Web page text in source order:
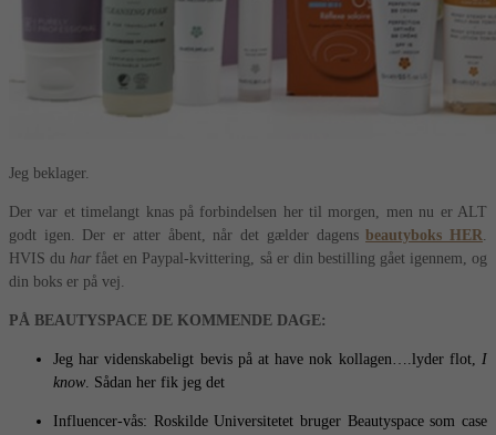
Jeg beklager.
Der var et timelangt knas på forbindelsen her til morgen, men nu er ALT
godt igen. Der er atter åbent, når det gælder dagensbeautyboks HER.
HVIS duharfået en Paypal-kvittering, så er din bestilling gået igennem, og
din boks er på vej.
PÅ BEAUTYSPACE DE KOMMENDE DAGE:
Jeg har videnskabeligt bevis på at have nok kollagen….lyder flot, I
know. Sådan her fik jeg det
Influencer-vås: Roskilde Universitetet bruger Beautyspace som case